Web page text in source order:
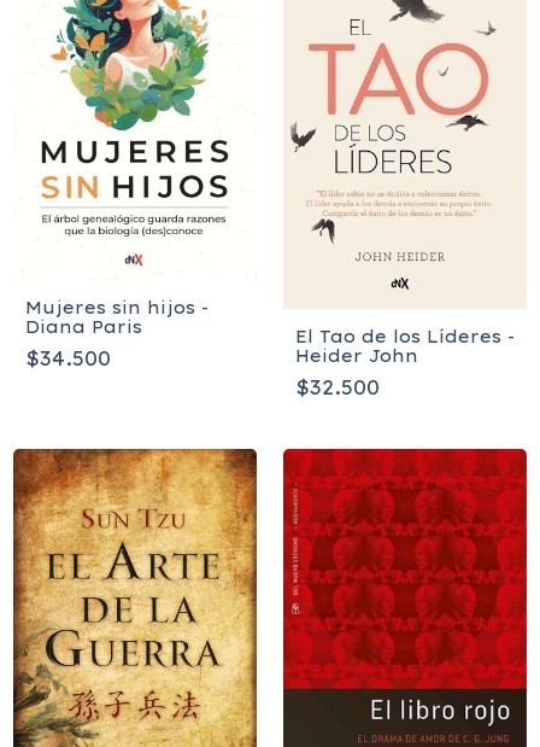
Mujeres sin hijos -
Diana Paris
$34.500
El Tao de los Líderes -
Heider John
$32.500